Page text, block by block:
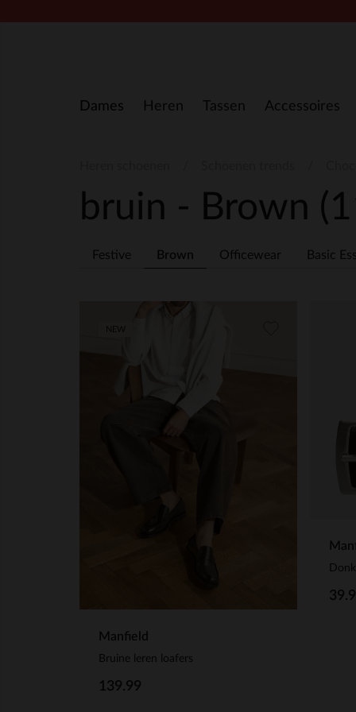
Dames Heren Tassen Accessoires
bruin - Brown
Festive Brown Officewear Basic
Manfield
Bruine leren loafers
139.99